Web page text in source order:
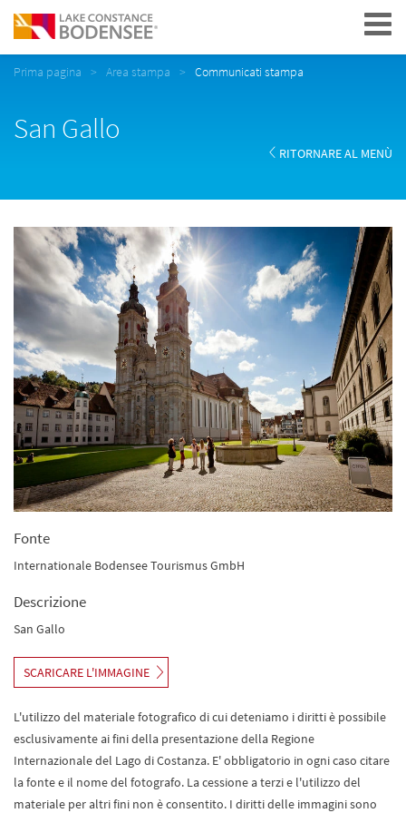
Navigation
Prima pagina Area stampa Communicati stampa
San Gallo
RITORNARE AL MENÙ
Fonte
Internationale Bodensee Tourismus GmbH
Descrizione
San Gallo
SCARICARE L'IMMAGINE
L'utilizzo del materiale fotografico di cui deteniamo i diritti è possibile
esclusivamente ai fini della presentazione della Regione
Internazionale del Lago di Costanza. E' obbligatorio in ogni caso citare
la fonte e il nome del fotografo. La cessione a terzi e l'utilizzo del
materiale per altri fini non è consentito. I diritti delle immagini sono